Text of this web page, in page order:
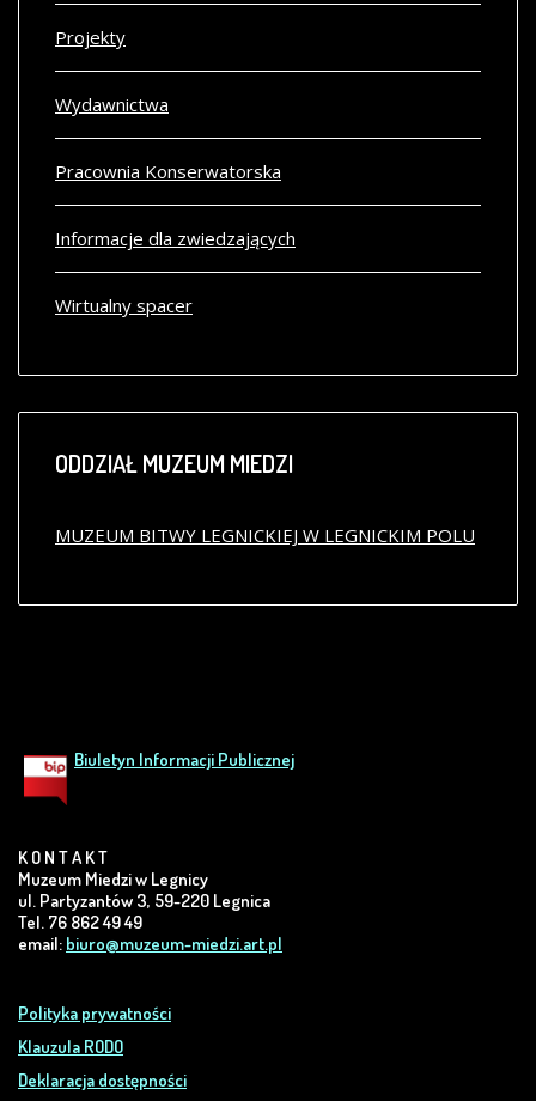
Projekty
Wydawnictwa
Pracownia Konserwatorska
Informacje dla zwiedzających
Wirtualny spacer
ODDZIAŁMUZEUM MIEDZI
MUZEUM BITWY LEGNICKIEJ W LEGNICKIM POLU
Biuletyn Informacji Publicznej
K O N T A K T
Muzeum Miedzi w Legnicy
ul. Partyzantów 3, 59-220 Legnica
Tel. 76 862 49 49
email: biuro@muzeum-miedzi.art.pl
Polityka prywatności
Klauzula RODO
Deklaracja dostępności